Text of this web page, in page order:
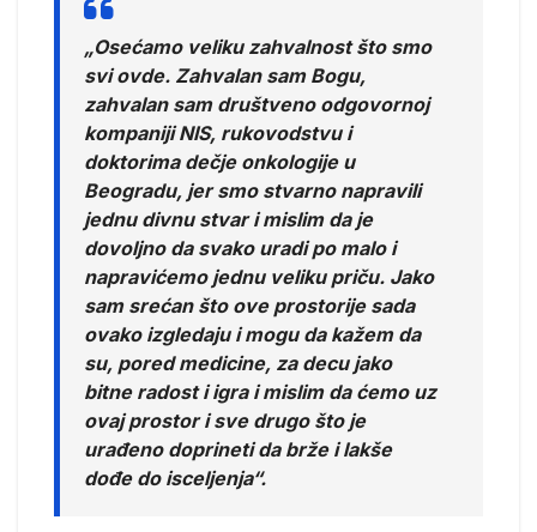
„Osećamo veliku zahvalnost što smo
svi ovde. Zahvalan sam Bogu,
zahvalan sam društveno odgovornoj
kompaniji NIS, rukovodstvu i
doktorima dečje onkologije u
Beogradu, jer smo stvarno napravili
jednu divnu stvar i mislim da je
dovoljno da svako uradi po malo i
napravićemo jednu veliku priču. Jako
sam srećan što ove prostorije sada
ovako izgledaju i mogu da kažem da
su, pored medicine, za decu jako
bitne radost i igra i mislim da ćemo uz
ovaj prostor i sve drugo što je
urađeno doprineti da brže i lakše
dođe do isceljenja“.